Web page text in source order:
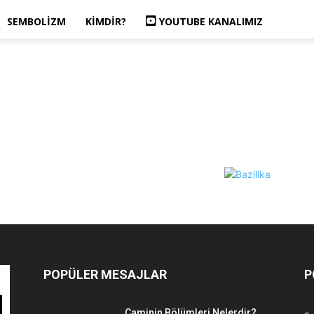
SEMBOLIZM KIMDIR? YOUTUBE KANALIMIZ
POPÜLER MESAJLAR